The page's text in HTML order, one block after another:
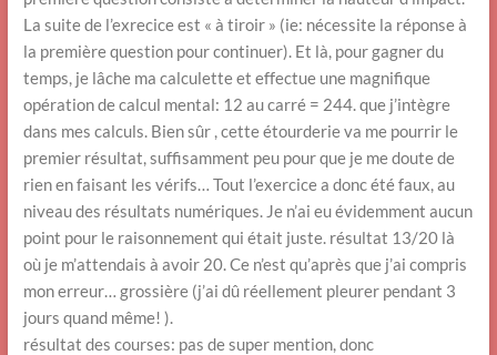
La suite de l’exrecice est « à tiroir » (ie: nécessite la réponse à
la première question pour continuer). Et là, pour gagner du
temps, je lâche ma calculette et effectue une magnifique
opération de calcul mental: 12 au carré = 244. que j’intègre
dans mes calculs. Bien sûr , cette étourderie va me pourrir le
premier résultat, suffisamment peu pour que je me doute de
rien en faisant les vérifs… Tout l’exercice a donc été faux, au
niveau des résultats numériques. Je n’ai eu évidemment aucun
point pour le raisonnement qui était juste. résultat 13/20 là
où je m’attendais à avoir 20. Ce n’est qu’après que j’ai compris
mon erreur… grossière (j’ai dû réellement pleurer pendant 3
jours quand même! ).
résultat des courses: pas de super mention, donc